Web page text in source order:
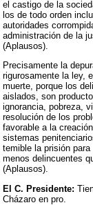
el castigo de la
los de todo orden
autoridades
administración de la
(Aplausos).
Precisamente la
rigurosamente la ley,
muerte, porque los
aislados, son
ignorancia, pobreza,
resolución de los
favorable a la
sistemas
temible la prisión
menos delincuentes
(Aplausos).
El C. Presidente:
Cházaro en pro.